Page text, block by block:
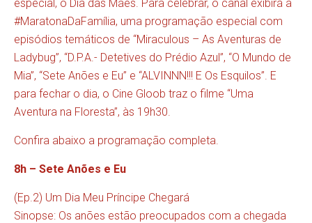
especial, o Dia das Mães. Para celebrar, o canal exibirá a
#MaratonaDaFamília, uma programação especial com
episódios temáticos de “Miraculous – As Aventuras de
Ladybug”, “D.P.A.- Detetives do Prédio Azul”, “O Mundo de
Mia”, “Sete Anões e Eu” e “ALVINNN!!! E Os Esquilos”. E
para fechar o dia, o Cine Gloob traz o filme “Uma
Aventura na Floresta”, às 19h30.
Confira abaixo a programação completa.
8h – Sete Anões e Eu
(Ep.2) Um Dia Meu Príncipe Chegará
Sinopse: Os anões estão preocupados com a chegada